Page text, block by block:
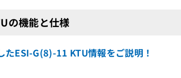
の機能と仕様
たESI-G(8)-11 KTU情報をご説明！